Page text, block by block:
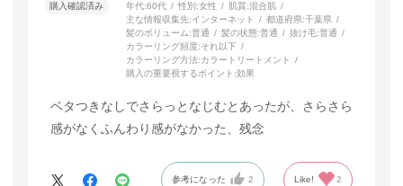
購入確認済み 年代:60代 性別:女性 肌質:混合肌
主な情報収集先:インターネット 都道府県:千葉県
髪のボリューム:普通 髪の状態:普通 抜け毛:普通
カラーリング頻度:それ以下
カラーリング方法:カラートリートメント
購入の重要視するポイント:効果
ベタつきなしでさらっとなじむとあったが、さらさら
感がなくふんわり感がなかった、残念
参考になった 2 Like! 2